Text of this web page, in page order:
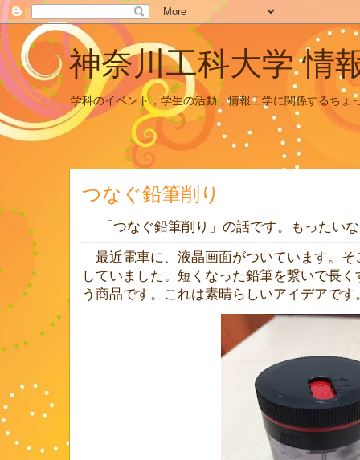
神奈川工科大学 情
学科のイベント，学生の活動，情報工学に関係するちょ
つなぐ鉛筆削り
「つなぐ鉛筆削り」の話です。もったい
最近電車に、液晶画面がついています。そ
していました。短くなった鉛筆を繋いで長
う商品です。これは素晴らしいアイデアで